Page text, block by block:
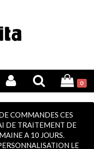
0
COMMANDES CES
DE TRAITEMENT DE
A 10 JOURS.
LE